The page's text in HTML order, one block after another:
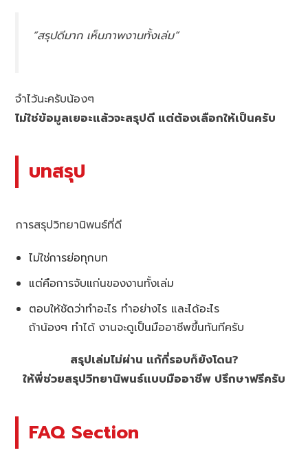
“สรุปดีมาก เห็นภาพงานทั้งเล่ม”
จำไว้นะครับน้องๆ
ไม่ใช่ข้อมูลเยอะแล้วจะสรุปดี แต่ต้องเลือกให้เป็นครับ
บทสรุป
การสรุปวิทยานิพนธ์ที่ดี
ไม่ใช่การย่อทุกบท
แต่คือการจับแก่นของงานทั้งเล่ม
ตอบให้ชัดว่าทำอะไร ทำอย่างไร และได้อะไร
ถ้าน้องๆ ทำได้ งานจะดูเป็นมืออาชีพขึ้นทันทีครับ
สรุปเล่มไม่ผ่าน แก้กี่รอบก็ยังโดน?
ให้พี่ช่วยสรุปวิทยานิพนธ์แบบมืออาชีพ ปรึกษาฟรีครับ
FAQ Section